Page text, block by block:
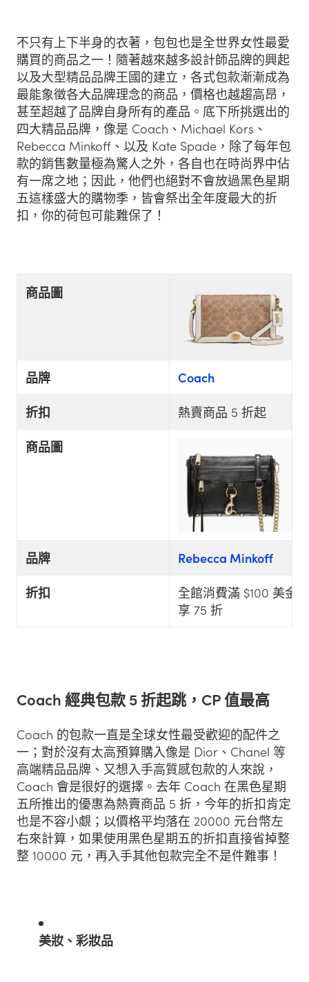
不只有上下半身的衣著，包包也是全世界女性最愛
購買的商品之一！隨著越來越多設計師品牌的興起
以及大型精品品牌王國的建立，各式包款漸漸成為
最能象徵各大品牌理念的商品，價格也越趨高昂，
甚至超越了品牌自身所有的產品。底下所挑選出的
四大精品品牌，像是 Coach、Michael Kors、
Rebecca Minkoff、以及 Kate Spade，除了每年包
款的銷售數量極為驚人之外，各自也在時尚界中佔
有一席之地；因此，他們也絕對不會放過黑色星期
五這樣盛大的購物季，皆會祭出全年度最大的折
扣，你的荷包可能難保了！
商品圖
品牌
Coach
折扣
熱賣商品 5 折起
商品圖
品牌
Rebecca Minkoff
折扣
全館消費滿 $100 美金
享 75 折
Coach 經典包款 5 折起跳，CP 值最高
Coach 的包款一直是全球女性最受歡迎的配件之
一；對於沒有太高預算購入像是 Dior、Chanel 等
高端精品品牌、又想入手高質感包款的人來說，
Coach 會是很好的選擇。去年 Coach 在黑色星期
五所推出的優惠為熱賣商品 5 折，今年的折扣肯定
也是不容小覷；以價格平均落在 20000 元台幣左
右來計算，如果使用黑色星期五的折扣直接省掉整
整 10000 元，再入手其他包款完全不是件難事！
美妝、彩妝品